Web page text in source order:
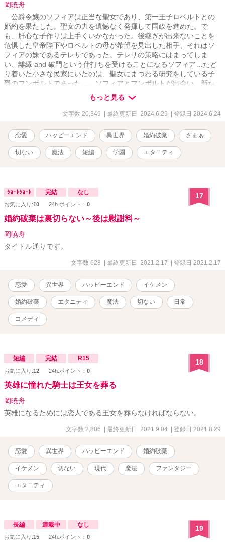
岡暁舟
公爵令嬢のソフィアは正当な聖女であり、第一王子ロベルトとの
婚約を果たした。聖女の力を遺憾なく発揮して国政を進めた。で
も、肝心な子作りは上手くいかなかった。後継ぎが出来ないことを
危惧した皇帝陛下やロベルトの母が希望を見出した相手、それはソ
フィアの妹であるテレサであった。テレサの策略にはまってしま
い、離縁 and 破門という仕打ちを受けることになるソフィア…たど
り着いた小さな民家にいたのは、聖女にまつわる研究をしている子
爵のフンボルトであった…。ソフィアとフンボルトが出会い、新た
もっと見る
文字数 20,349 | 最終更新日 2024.6.29 | 登録日 2024.6.24
恋愛 ハッピーエンド 異世界 婚約破棄 ざまぁ
切ない 魔法 短編 学園 エタニティ
ｼｮｰﾄｼｮｰﾄ 完結 なし
お気に入り:10 24h.ポイント： 0
17
婚約破棄は裏切らない～後は慰謝料～
岡暁舟
タイトル通りです。
文字数 628 | 最終更新日 2021.2.17 | 登録日 2021.2.17
恋愛 異世界 ハッピーエンド イケメン
婚約破棄 エタニティ 魔法 切ない 日常
コメディ
短編 完結 R15
お気に入り:12 24h.ポイント： 0
18
英雄に憧れた騎士は王女を葬る
岡暁舟
英雄になるためには恋人である王女を葬らなければならない。
文字数 2,806 | 最終更新日 2021.9.04 | 登録日 2021.8.29
恋愛 異世界 ハッピーエンド 婚約破棄
イケメン 切ない 現代 魔法 ファンタジー
エタニティ
長編 連載中 なし
お気に入り:15 24h.ポイント： 0
19